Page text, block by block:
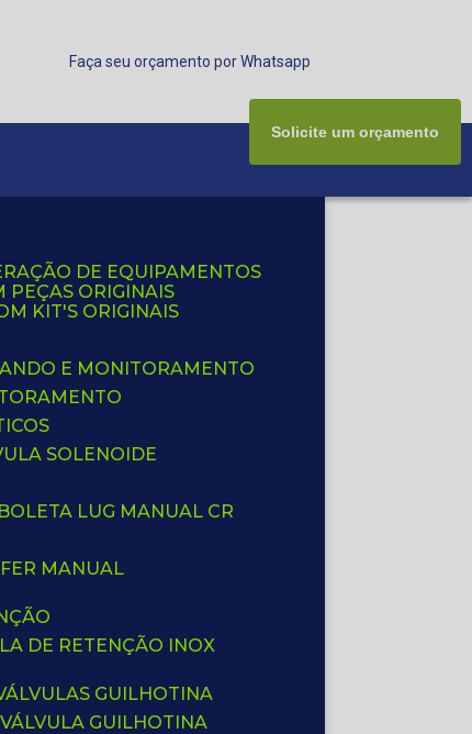
Faça seu orçamento por Whatsapp
DE EQUIPAMENTOS
PEÇAS ORIGINAIS
KIT'S ORIGINAIS
E MONITORAMENTO
SOLENOIDE
LUG MANUAL CR
MANUAL
DE RETENÇÃO INOX
VÁLVULAS GUILHOTINA
VÁLVULA GUILHOTINA
Solicite um orçamento